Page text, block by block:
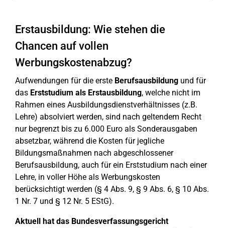
Erstausbildung: Wie stehen die
Chancen auf vollen
Werbungskostenabzug?
Aufwendungen für die erste Berufsausbildung und für
das Erststudium als Erstausbildung, welche nicht im
Rahmen eines Ausbildungsdienstverhältnisses (z.B.
Lehre) absolviert werden, sind nach geltendem Recht
nur begrenzt bis zu 6.000 Euro als Sonderausgaben
absetzbar, während die Kosten für jegliche
Bildungsmaßnahmen nach abgeschlossener
Berufsausbildung, auch für ein Erststudium nach einer
Lehre, in voller Höhe als Werbungskosten
berücksichtigt werden (§ 4 Abs. 9, § 9 Abs. 6, § 10 Abs.
1 Nr. 7 und § 12 Nr. 5 EStG).
Aktuell hat das Bundesverfassungsgericht